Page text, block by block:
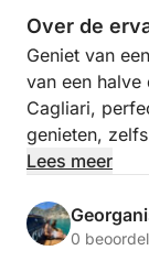
Over de
Geniet van
van een
Cagliari,
genieten,
de kust en
midden van
Lees meer
0